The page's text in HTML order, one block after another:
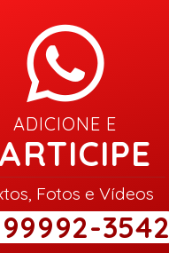
ADICIONE E
Fotos e Vídeos
3542